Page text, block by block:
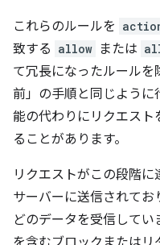
これらのルールを
致する allow または
て冗長になったルール
前」の手順と同じよう
能の代わりにリクエスト
ることがあります。
リクエストがこの段階
サーバーに送信されて
どのデータを受信して